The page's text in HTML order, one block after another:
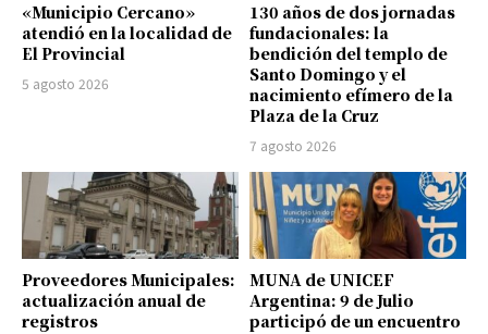
«Municipio Cercano»
atendió en la localidad de
El Provincial
5 agosto 2026
130 años de dos jornadas
fundacionales: la
bendición del templo de
Santo Domingo y el
nacimiento efímero de la
Plaza de la Cruz
7 agosto 2026
Proveedores Municipales:
actualización anual de
registros
MUNA de UNICEF
Argentina: 9 de Julio
participó de un encuentro